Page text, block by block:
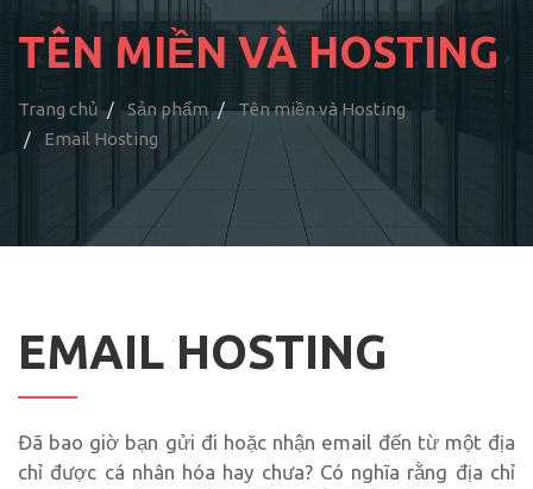
TÊN MIỀN VÀ HOSTING
Trang chủ Sản phẩm
Tên miền và Hosting
Email Hosting
EMAIL HOSTING
Đã bao giờ bạn gửi đi hoặc nhận email đến từ một địa
chỉ được cá nhân hóa hay chưa? Có nghĩa rằng địa chỉ